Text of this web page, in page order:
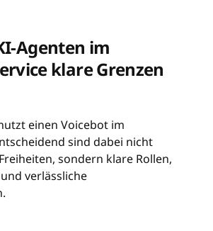
Agenten im
klare Grenzen
einen Voicebot im
sind dabei nicht
sondern klare Rollen,
verlässliche